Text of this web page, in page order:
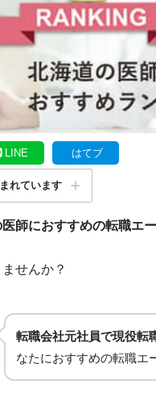
LINE はてブ
れています
医師におすすめの転職エ
せんか？
転職会社元社員で現役転
なたにおすすめの転職エ